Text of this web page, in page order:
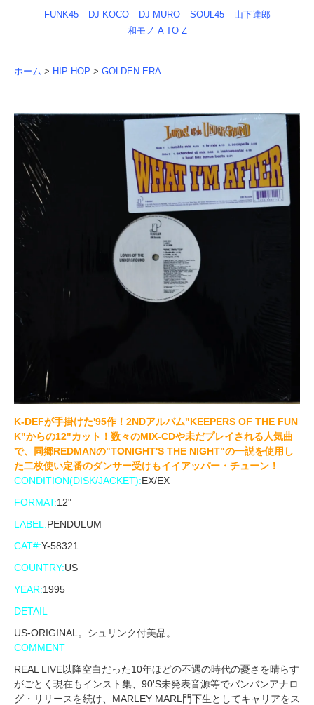
FUNK45 DJ KOCO DJ MURO SOUL45
山下達郎
和モノ A TO Z
ホーム > HIP HOP > GOLDEN ERA
K-DEFが手掛けた'95作！2NDアルバム"KEEPERS OF THE FUN
K"からの12"カット！数々のMIX-CDや未だプレイされる人気曲
で、同郷REDMANの"TONIGHT'S THE NIGHT"の一説を使用し
た二枚使い定番のダンサー受けもイイアッパー・チューン！
CONDITION(DISK/JACKET):EX/EX
FORMAT:12"
LABEL:PENDULUM
CAT#:Y-58321
COUNTRY:US
YEAR:1995
DETAIL
US-ORIGINAL。シュリンク付美品。
COMMENT
REAL LIVE以降空白だった10年ほどの不遇の時代の憂さを晴らす
がごとく現在もインスト集、90'S未発表音源等でバンバンアナロ
グ・リリースを続け、MARLEY MARL門下生としてキャリアをス